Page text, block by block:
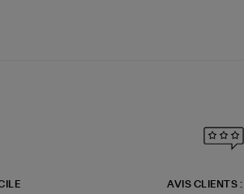
AVIS CLIENTS